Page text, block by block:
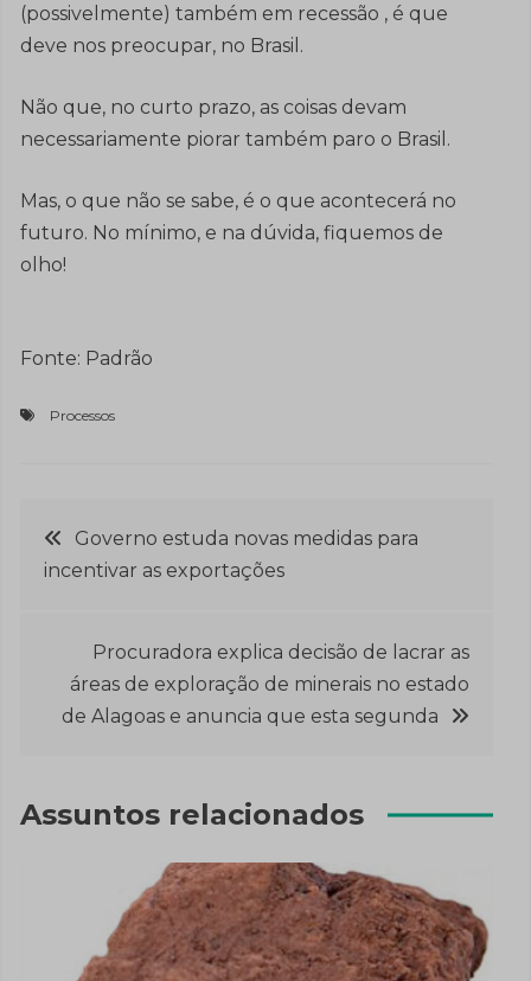
(possivelmente) também em recessão , é que
deve nos preocupar, no Brasil.
Não que, no curto prazo, as coisas devam
necessariamente piorar também paro o Brasil.
Mas, o que não se sabe, é o que acontecerá no
futuro. No mínimo, e na dúvida, fiquemos de
olho!
Fonte: Padrão
Processos
Navegação
de
Post
Governo estuda novas medidas para
incentivar as exportações
Procuradora explica decisão de lacrar as
áreas de exploração de minerais no estado
de Alagoas e anuncia que esta segunda
Assuntos relacionados